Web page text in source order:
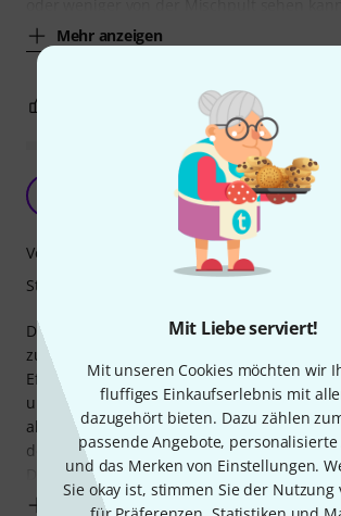
Mit Liebe serviert!
Mit unseren Cookies möchten wir
fluffiges Einkaufserlebnis mit
dazugehört bieten. Dazu zählen
passende Angebote, personalisierte
und das Merken von Einstellungen.
Sie okay ist, stimmen Sie der Nutzung
Mehr anzeigen
BEWERTUNG MELDEN
*Nils* 15.02.2020
Die Adam Hall 1HE Schublade ist optimal
zu installieren. Ob für Gitarren- oder Bass-
Effekte oder anderes Gear, einfach super.
und Schlitze lassen sich Geräte
aber auch gut mit Klettband arbeiten, um
der Schublade zu platzieren.
Die Verarbeitung ist sehr gut. Stabil wird
Mehr anzeigen
Verarbeitung
Stabilität